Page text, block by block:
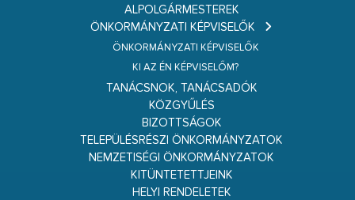
ALPOLGÁRMESTEREK
ÖNKORMÁNYZATI KÉPVISELŐK
ÖNKORMÁNYZATI KÉPVISELŐK
KI AZ ÉN KÉPVISELŐM?
TANÁCSNOK, TANÁCSADÓK
KÖZGYŰLÉS
BIZOTTSÁGOK
TELEPÜLÉSRÉSZI ÖNKORMÁNYZATOK
NEMZETISÉGI ÖNKORMÁNYZATOK
KITÜNTETETTJEINK
HELYI RENDELETEK